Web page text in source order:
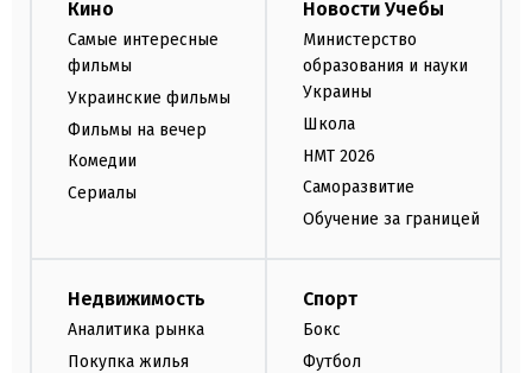
Кино
Самые интересные
фильмы
Украинские фильмы
Фильмы на вечер
Комедии
Сериалы
Новости Учебы
Министерство
образования и науки
Украины
Школа
НМТ 2026
Саморазвитие
Обучение за границей
Недвижимость
Аналитика рынка
Покупка жилья
Спорт
Бокс
Футбол